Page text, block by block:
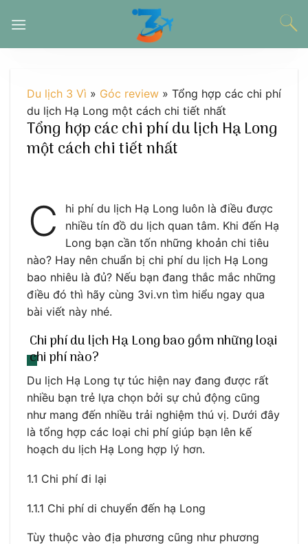
đến
Du lịch 3 Vì » Góc review » Tổng hợp các chi phí
du lịch Hạ Long một cách chi tiết nhất
Tổng hợp các chi phí du lịch Hạ Long
một cách chi tiết nhất
C
hi phí du lịch Hạ Long luôn là điều được
nhiều tín đồ du lịch quan tâm. Khi đến Hạ
Long bạn cần tốn những khoản chi tiêu
nào? Hay nên chuẩn bị chi phí du lịch Hạ Long
bao nhiêu là đủ? Nếu bạn đang thắc mắc những
điều đó thì hãy cùng 3vi.vn tìm hiểu ngay qua
bài viết này nhé.
Chi phí du lịch Hạ Long bao gồm những loại
chi phí nào?
Du lịch Hạ Long tự túc hiện nay đang được rất
nhiều bạn trẻ lựa chọn bởi sự chủ động cũng
như mang đến nhiều trải nghiệm thú vị. Dưới đây
là tổng hợp các loại chi phí giúp bạn lên kế
hoạch du lịch Hạ Long hợp lý hơn.
1.1 Chi phí đi lại
1.1.1 Chi phí di chuyển đến hạ Long
Tùy thuộc vào địa phương cũng như phương